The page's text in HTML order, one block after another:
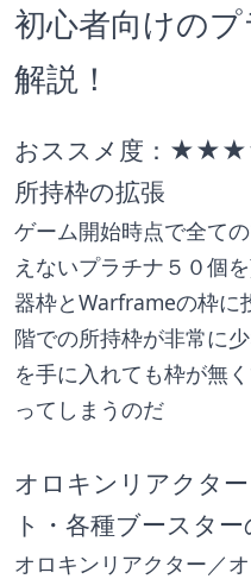
初心者向けの
解説！
おススメ度：
所持枠の拡張
ゲーム開始時点で全て
えないプラチナ５０個
器枠とWarframeの枠に
階での所持枠が非常に
を手に入れても枠が無
ってしまうのだ
オロキンリアクタ
ト・各種ブースター
オロキンリアクター／